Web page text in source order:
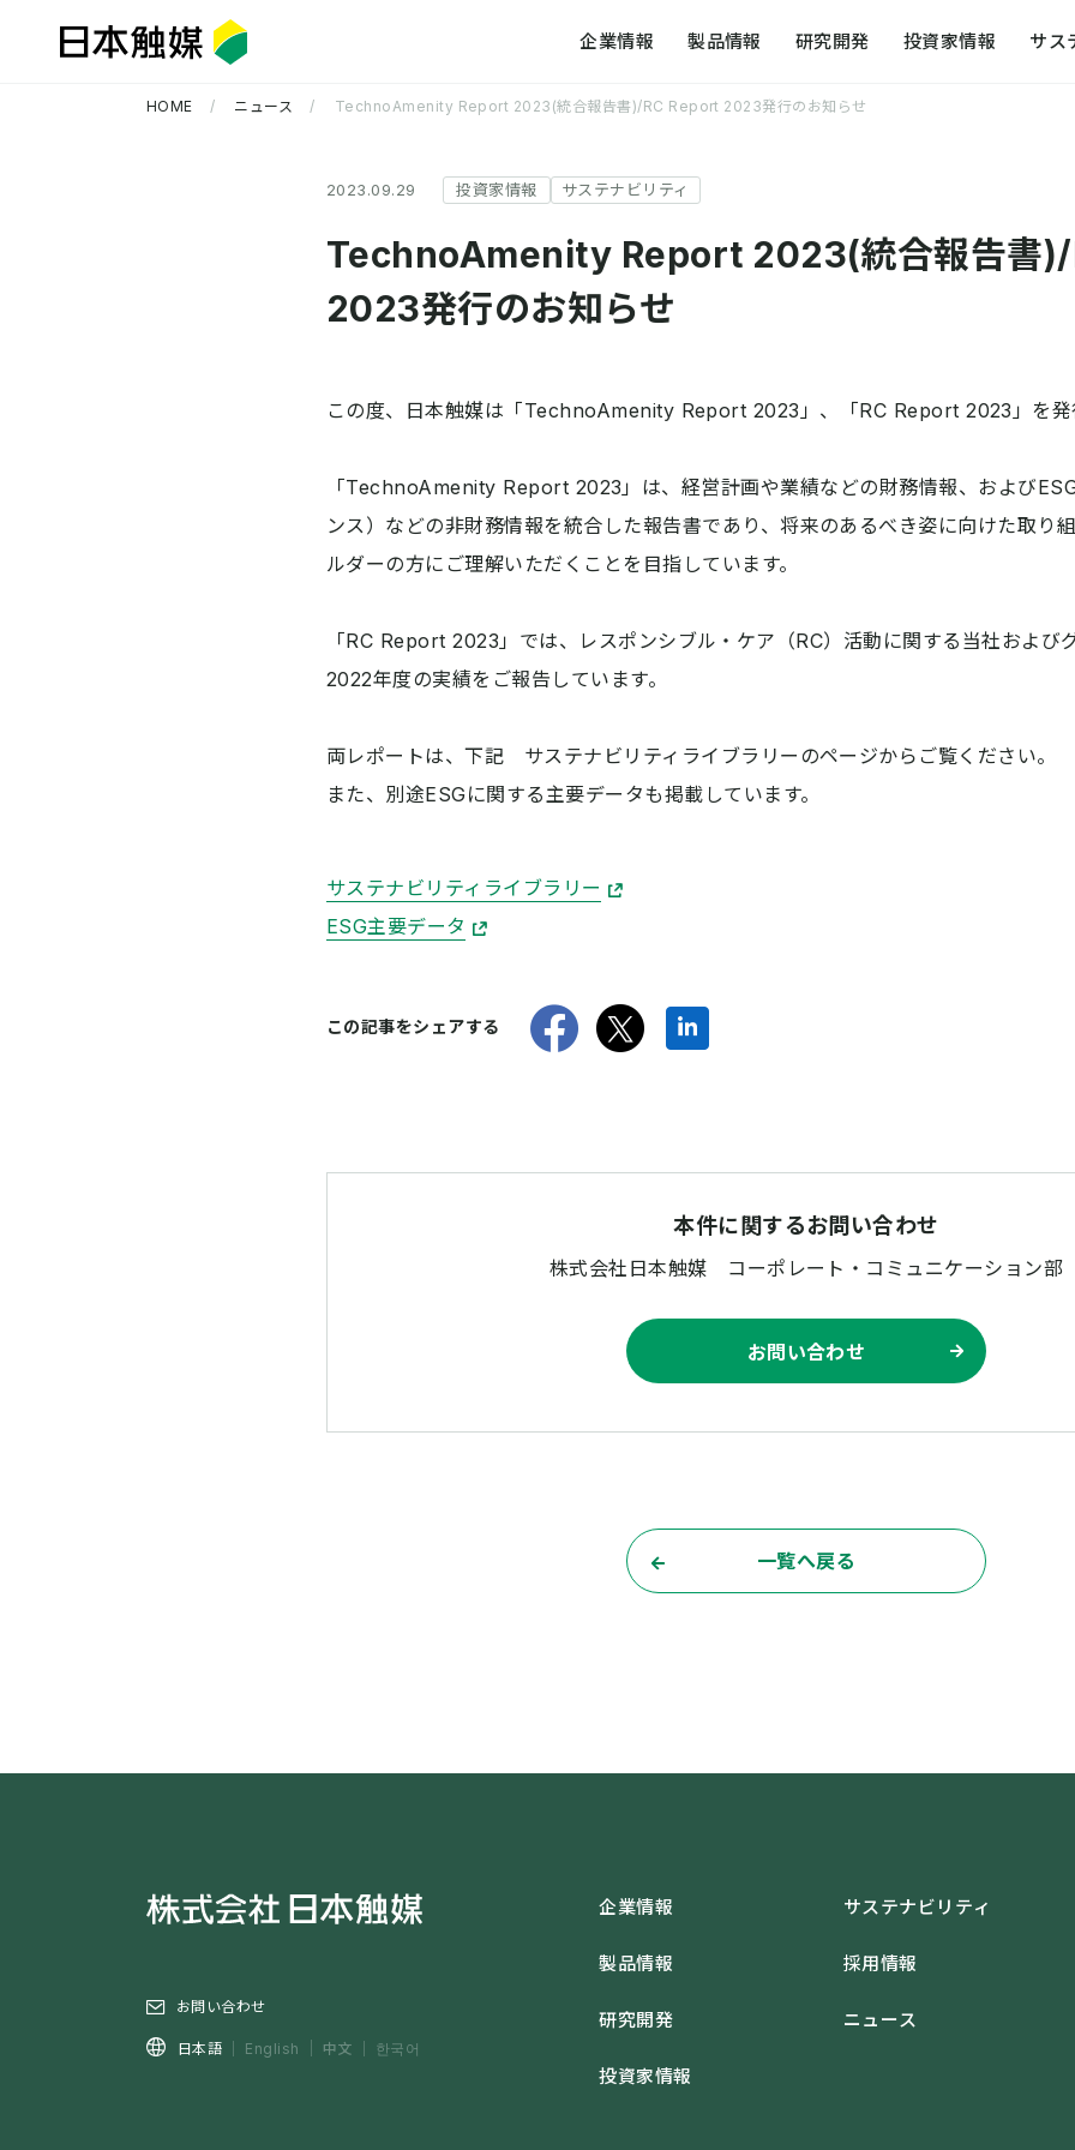
企業情報
会社概要
企業理念体系・社是
役員・組織図
アクセスマップ
製品情報 研究開発
R&D for the future
知的財産の活動
研究開発の歴史
投資家情報 サス
レスポンシブル・ケア活動
環境への取り組み
サステナビリ
HOME ニュース TechnoAmenity Report 2023(統合報告書)/RC Report 2023発行のお知らせ
TechnoAmenity Report 2023(統合報告書
2023発行のお知らせ
2023.09.29 投資家情報 サステナビリティ
この度、日本触媒は「TechnoAmenity Report 2023」、「RC Report 2023」を発
「TechnoAmenity Report 2023」は、経営計画や業績などの財務情報、および
ンス）などの非財務情報を統合した報告書であり、将来のあるべき姿に向けた取り
ルダーの方にご理解いただくことを目指しています。
「RC Report 2023」では、レスポンシブル・ケア（RC）活動に関する当社および
2022年度の実績をご報告しています。
両レポートは、下記 サステナビリティライブラリーのページからご覧ください。
また、別途ESGに関する主要データも掲載しています。
サステナビリティライブラリー
ESG主要データ
この記事をシェアする Facebookでシェアする
twitterでツイートす
LinkedInでシェア
本件に関するお問い合わせ
株式会社日本触媒 コーポレート・コミュニケーション部
お問い合わせ
一覧へ戻る
企業情報
製品情報
研究開発
投資家情報
サステナビリティ
採用情報
ニュース
お問い合わせ
日本語 English 中文 한국어